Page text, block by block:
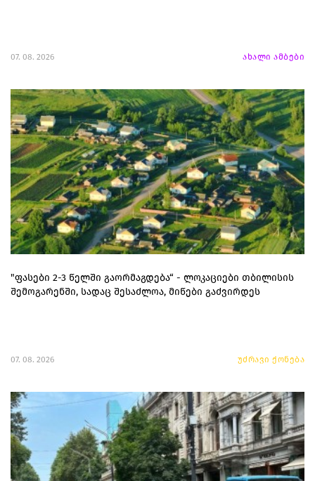
07. 08. 2026 ახალი ამბები
"ფასები 2-3 წელში გაორმაგდება“ - ლოკაციები თბილისის
შემოგარენში, სადაც შესაძლოა, მიწები გაძვირდეს
07. 08. 2026 უძრავი ქონება